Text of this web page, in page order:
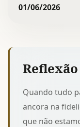
01/06/2026
Reflexão
Quando tudo
ancora na
que não